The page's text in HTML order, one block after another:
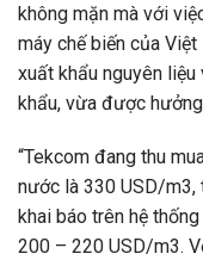
không mặn mà với
máy chế biến của
xuất khẩu nguyên
khẩu, vừa được
“Tekcom đang thu
nước là 330 USD/m3,
khai báo trên hệ
200 – 220 USD/m3.